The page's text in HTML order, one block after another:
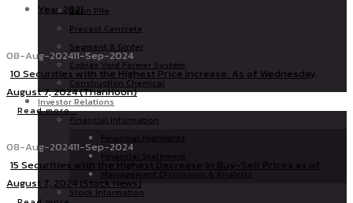
Spun Pile
Precast Concrete
Segment & Girder
Cobiax Void Former System
Construction Chemical
Investor Relations
Financial Information
Financial Highlights
Financial Statement
Management Discussion & Analysis
Stock Information
Year 2021
08-Aug-202411-Sep-2024
10 Securities with the Highest Price Increase: As of Wednesday,
August 7, 2024 (ThanHoon)
Read more...
08-Aug-202411-Sep-2024
15 Securities with the Highest Decrease in Buy-Sell Prices as of
August 7, 2024 (Stock News)